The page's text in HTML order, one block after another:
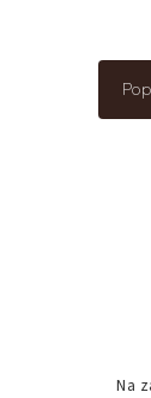
Na